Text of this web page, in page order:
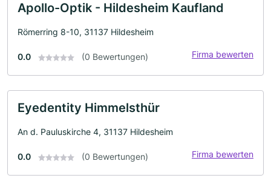
Apollo-Optik - Hildesheim Kaufland
Römerring 8-10, 31137 Hildesheim
0.0 (0 Bewertungen) Firma bewerten
Eyedentity Himmelsthür
An d. Pauluskirche 4, 31137 Hildesheim
0.0 (0 Bewertungen) Firma bewerten